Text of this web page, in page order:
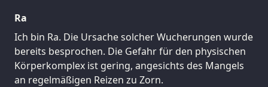
Ra
Ich bin Ra. Die Ursache solcher Wucherungen wurde
bereits besprochen. Die Gefahr für den physischen
Körperkomplex ist gering, angesichts des Mangels
an regelmäßigen Reizen zu Zorn.